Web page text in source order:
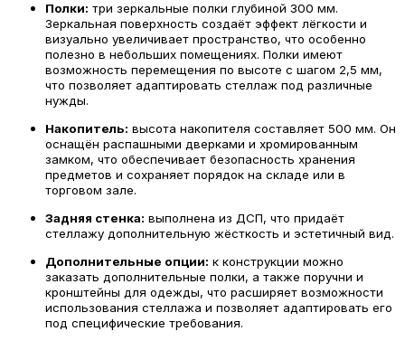
Полки: три зеркальные полки глубиной 300 мм.
Зеркальная поверхность создаёт эффект лёгкости и
визуально увеличивает пространство, что особенно
полезно в небольших помещениях. Полки имеют
возможность перемещения по высоте с шагом 2,5 мм,
что позволяет адаптировать стеллаж под различные
нужды.
Накопитель: высота накопителя составляет 500 мм. Он
оснащён распашными дверками и хромированным
замком, что обеспечивает безопасность хранения
предметов и сохраняет порядок на складе или в
торговом зале.
Задняя стенка: выполнена из ДСП, что придаёт
стеллажу дополнительную жёсткость и эстетичный вид.
Дополнительные опции: к конструкции можно
заказать дополнительные полки, а также поручни и
кронштейны для одежды, что расширяет возможности
использования стеллажа и позволяет адаптировать его
под специфические требования.